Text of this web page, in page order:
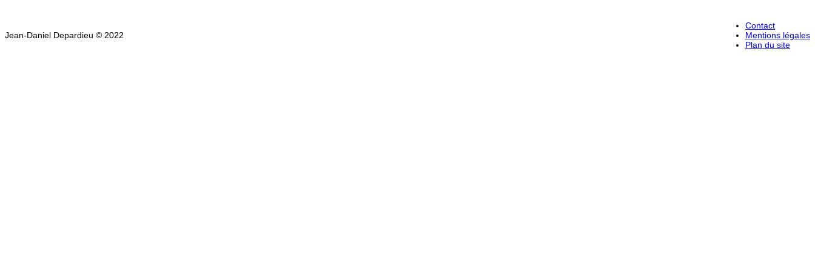
Jean-Daniel Depardieu © 2022
Contact
Mentions légales
Plan du site